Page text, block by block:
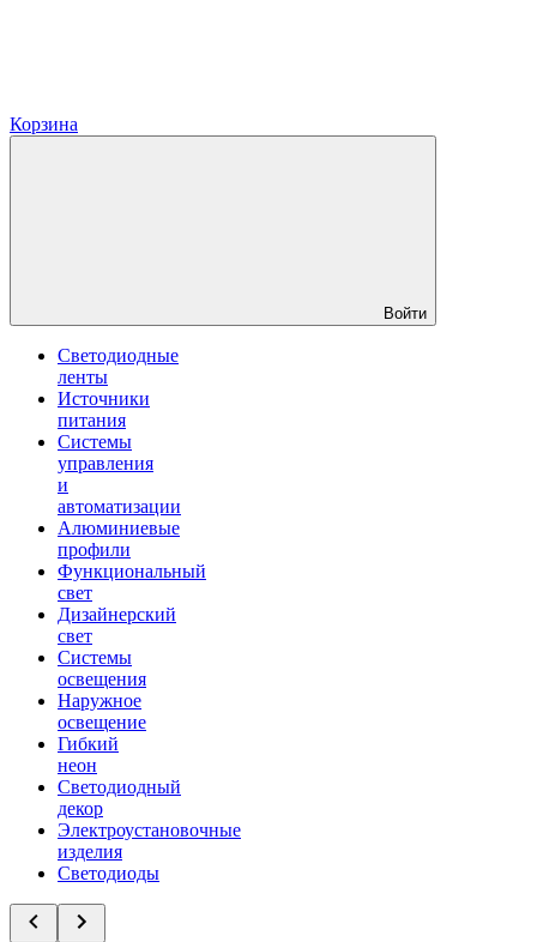
Корзина
Войти
Светодиодные
ленты
Источники
питания
Системы
управления
и
автоматизации
Алюминиевые
профили
Функциональный
свет
Дизайнерский
свет
Системы
освещения
Наружное
освещение
Гибкий
неон
Светодиодный
декор
Электроустановочные
изделия
Светодиоды